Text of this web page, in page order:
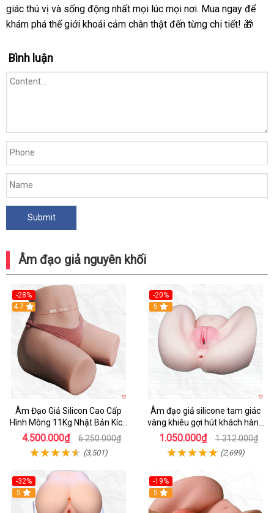
giác thú vị và sống động nhất mọi lúc mọi nơi. Mua ngay để
khám phá thế giới khoái cảm chân thật đến từng chi tiết! 🎁
Bình luận
Âm đạo giả nguyên khối
-28%
4.7
Âm Đạo Giả Silicon Cao Cấp
Hình Mông 11Kg Nhật Bản Kích
Thước Như Thật
4.500.000₫ 6.250.000₫
(3,501)
-20%
Hot
5
Âm đạo giả silicone tam giác
vàng khiêu gợi hút khách hàng
nam
1.050.000₫ 1.312.000₫
(2,699)
-32%
Hot
5
-19%
Hot
5